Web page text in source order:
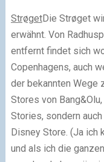
StrøgetDie Strøget
erwähnt. Von
entfernt findet sich
Copenhagens, auch
der bekannten Wege
Stores von
Stories, sondern
Disney Store. (Ja ich
und als ich die